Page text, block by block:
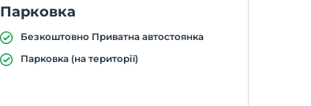
Парковка
Безкоштовно Приватна автостоянка
Парковка (на території)